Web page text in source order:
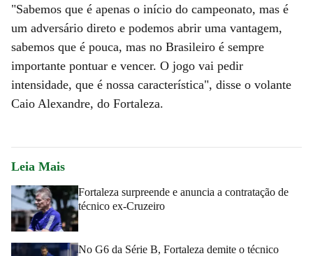
"Sabemos que é apenas o início do campeonato, mas é
um adversário direto e podemos abrir uma vantagem,
sabemos que é pouca, mas no Brasileiro é sempre
importante pontuar e vencer. O jogo vai pedir
intensidade, que é nossa característica", disse o volante
Caio Alexandre, do Fortaleza.
Leia Mais
Fortaleza surpreende e anuncia a contratação de
técnico ex-Cruzeiro
No G6 da Série B, Fortaleza demite o técnico